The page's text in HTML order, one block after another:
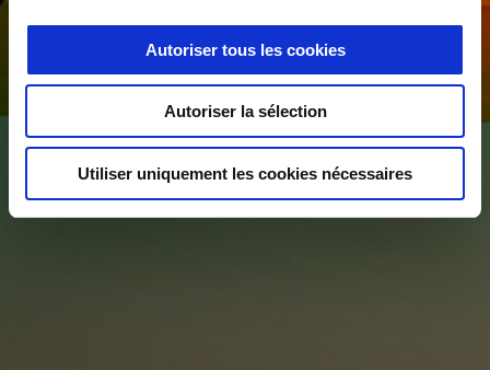
Autoriser tous les cookies
Autoriser la sélection
Utiliser uniquement les cookies nécessaires